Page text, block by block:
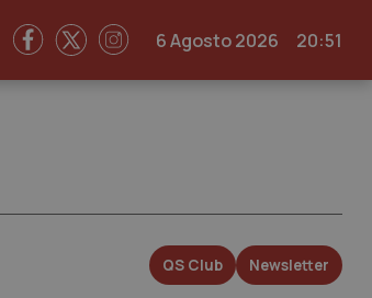
6 Agosto 2026 20:51
QS Club Newsletter